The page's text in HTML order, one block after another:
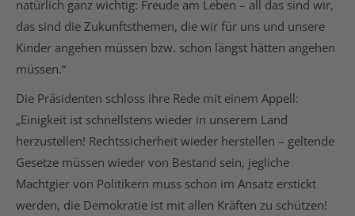
natürlich ganz wichtig: Freude am Leben – all das sind wir,
das sind die Zukunftsthemen, die wir für uns und unsere
Kinder angehen müssen bzw. schon längst hätten angehen
müssen.“
Die Präsidenten schloss ihre Rede mit einem Appell:
„Einigkeit ist schnellstens wieder in unserem Land
herzustellen! Rechtssicherheit wieder herstellen – geltende
Gesetze müssen wieder von Bestand sein, jegliche
Machtgier von Politikern muss schon im Ansatz erstickt
werden, die Demokratie ist mit allen Kräften zu schützen!